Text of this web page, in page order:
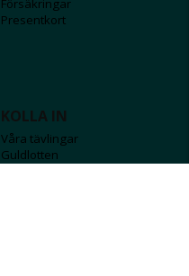
Försäkringar
Presentkort
KOLLA IN
Våra tävlingar
Guldlotten